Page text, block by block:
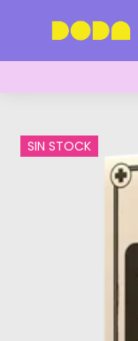
SIN STOCK